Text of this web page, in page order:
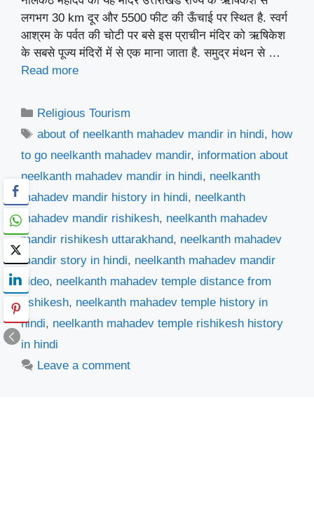
लगभग 30 km दूर और 5500 फीट की ऊँचाई पर स्थित है. स्वर्ग
आश्रम के पर्वत की चोटी पर बसे इस प्राचीन मंदिर को ऋषिकेश
के सबसे पूज्य मंदिरों में से एक माना जाता है. समुद्र मंथन से …
Read more
Categories
Religious Tourism
Tags
about of neelkanth mahadev mandir in hindi, how
to go neelkanth mahadev mandir, information about
neelkanth mahadev mandir in hindi, neelkanth
mahadev mandir history in hindi, neelkanth
mahadev mandir rishikesh, neelkanth mahadev
mandir rishikesh uttarakhand, neelkanth mahadev
mandir story in hindi, neelkanth mahadev mandir
video, neelkanth mahadev temple distance from
rishikesh, neelkanth mahadev temple history in
hindi, neelkanth mahadev temple rishikesh history
in hindi
Leave a comment